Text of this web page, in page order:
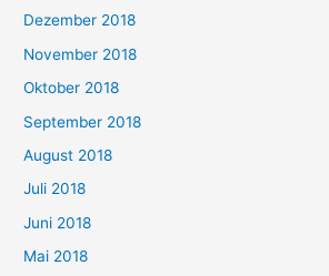
Dezember 2018
November 2018
Oktober 2018
September 2018
August 2018
Juli 2018
Juni 2018
Mai 2018